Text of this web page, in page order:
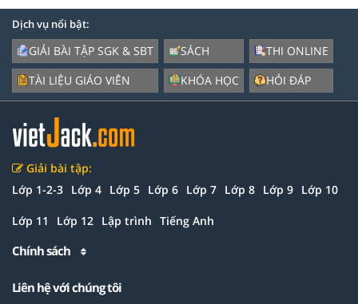
Dịch vụ nổi bật:
GIẢI BÀI TẬP SGK & SBT
TÀI LIỆU GIÁO VIÊN
SÁCH
KHÓA HỌC
THI ONLINE
HỎI ĐÁP
Giải bài tập:
Lớp 1-2-3 Lớp 4 Lớp 5 Lớp 6 Lớp 7 Lớp 8 Lớp 9 Lớp 10
Lớp 11 Lớp 12 Lập trình Tiếng Anh
Chính sách
Liên hệ với chúng tôi